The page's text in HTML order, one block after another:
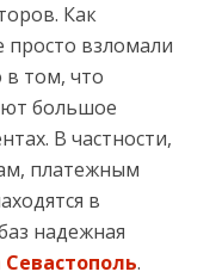
Как
просто взломали
том, что
большое
В частности,
платежным
в
надежная
.